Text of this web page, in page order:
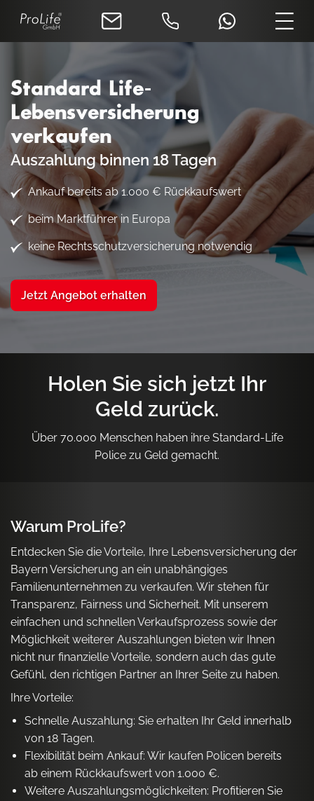
Standard Life-
Lebensversicherung
verkaufen
Auszahlung binnen 18 Tagen
Ankauf bereits ab 1.000 € Rückkaufswert
beim Marktführer in Europa
keine Rechtsschutzversicherung notwendig
Jetzt Angebot erhalten
Holen Sie sich jetzt Ihr
Geld zurück.
Über 70.000 Menschen haben ihre Standard-Life
Police zu Geld gemacht.
Warum ProLife?
Entdecken Sie die Vorteile, Ihre Lebensversicherung der
Bayern Versicherung an ein unabhängiges
Familienunternehmen zu verkaufen. Wir stehen für
Transparenz, Fairness und Sicherheit. Mit unserem
einfachen und schnellen Verkaufsprozess sowie der
Möglichkeit weiterer Auszahlungen bieten wir Ihnen
nicht nur finanzielle Vorteile, sondern auch das gute
Gefühl, den richtigen Partner an Ihrer Seite zu haben.
Ihre Vorteile:
Schnelle Auszahlung: Sie erhalten Ihr Geld innerhalb
von 18 Tagen.
Flexibilität beim Ankauf: Wir kaufen Policen bereits
ab einem Rückkaufswert von 1.000 €.
Weitere Auszahlungsmöglichkeiten: Profitieren Sie